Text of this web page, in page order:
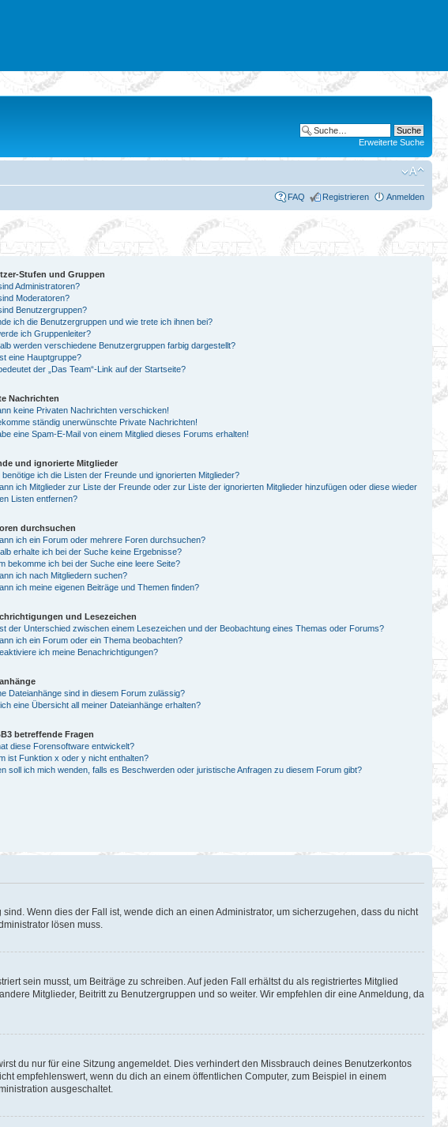
Erweiterte Suche
FAQ Registrieren Anmelden
Stufen und Gruppen
Administratoren?
Moderatoren?
Benutzergruppen?
ich die Benutzergruppen und wie trete ich ihnen bei?
ich Gruppenleiter?
werden verschiedene Benutzergruppen farbig dargestellt?
eine Hauptgruppe?
der „Das Team“-Link auf der Startseite?
Nachrichten
keine Privaten Nachrichten verschicken!
ständig unerwünschte Private Nachrichten!
eine Spam-E-Mail von einem Mitglied dieses Forums erhalten!
und ignorierte Mitglieder
benötige ich die Listen der Freunde und ignorierten Mitglieder?
ich Mitglieder zur Liste der Freunde oder zur Liste der ignorierten Mitglieder hinzufügen oder diese wieder
Listen entfernen?
durchsuchen
ich ein Forum oder mehrere Foren durchsuchen?
erhalte ich bei der Suche keine Ergebnisse?
bekomme ich bei der Suche eine leere Seite?
ich nach Mitgliedern suchen?
ich meine eigenen Beiträge und Themen finden?
und Lesezeichen
der Unterschied zwischen einem Lesezeichen und der Beobachtung eines Themas oder Forums?
ich ein Forum oder ein Thema beobachten?
ich meine Benachrichtigungen?
Dateianhänge sind in diesem Forum zulässig?
eine Übersicht all meiner Dateianhänge erhalten?
betreffende Fragen
diese Forensoftware entwickelt?
ist Funktion x oder y nicht enthalten?
soll ich mich wenden, falls es Beschwerden oder juristische Anfragen zu diesem Forum gibt?
Wenn dies der Fall ist, wende dich an einen Administrator, um sicherzugehen, dass du nicht
lösen muss.
sein musst, um Beiträge zu schreiben. Auf jeden Fall erhältst du als registriertes Mitglied
Mitglieder, Beitritt zu Benutzergruppen und so weiter. Wir empfehlen dir eine Anmeldung, da
du nur für eine Sitzung angemeldet. Dies verhindert den Missbrauch deines Benutzerkontos
empfehlenswert, wenn du dich an einem öffentlichen Computer, zum Beispiel in einem
ausgeschaltet.